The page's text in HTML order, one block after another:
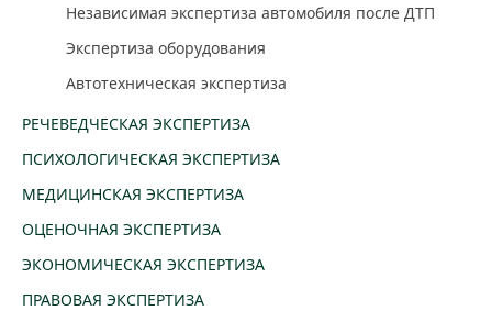
Независимая экспертиза автомобиля после ДТП
Экспертиза оборудования
Автотехническая экспертиза
РЕЧЕВЕДЧЕСКАЯ ЭКСПЕРТИЗА
ПСИХОЛОГИЧЕСКАЯ ЭКСПЕРТИЗА
МЕДИЦИНСКАЯ ЭКСПЕРТИЗА
ОЦЕНОЧНАЯ ЭКСПЕРТИЗА
ЭКОНОМИЧЕСКАЯ ЭКСПЕРТИЗА
ПРАВОВАЯ ЭКСПЕРТИЗА